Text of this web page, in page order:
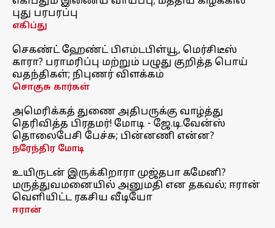
புது பரபரப்பு
எகிப்து
செகண்ட் ஹேண்ட் பிஎம்டபிள்யூ, மெர்சிடீஸ்
காரா? பராமரிப்பு மற்றும் பழுது குறித்த பொய்
வதந்திகள்; நிபுணர் விளக்கம்
சொகுசு கார்கள்
அமெரிக்கத் துணை அதிபருக்கு வாழ்த்து
தெரிவித்த பிரதமர்! மோடி - ஜே.டி.வேன்ஸ்
தொலைபேசி பேச்சு; பின்னணி என்ன?
நரேந்திர மோடி
உயிருடன் இருக்கிறாரா முஜ்தபா கமேனி?
மருத்துவமனையில் அனுமதி என தகவல்; ஈரான்
வெளியிட்ட ரகசிய வீடியோ
ஈரான்